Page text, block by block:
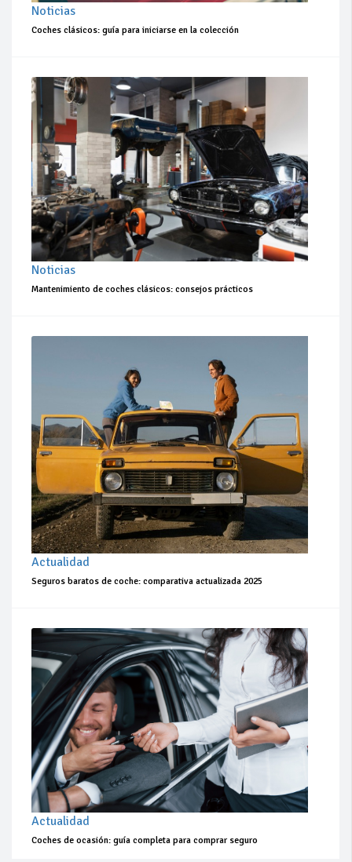
Noticias
Coches clásicos: guía para iniciarse en la colección
Noticias
Mantenimiento de coches clásicos: consejos prácticos
Actualidad
Seguros baratos de coche: comparativa actualizada 2025
Actualidad
Coches de ocasión: guía completa para comprar seguro